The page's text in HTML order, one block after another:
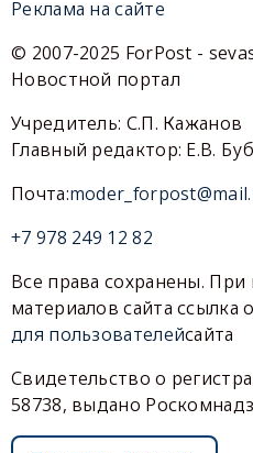
Реклама на сайте
© 2007-2025 ForPost -
Новостной портал
Учредитель: С.П. Кажанов
Главный редактор: Е.В.
Почта:
+7 978 249 12 82
Все права сохранены. При
материалов сайта ссылка
для пользователейсайта
Свидетельство о
58738, выдано